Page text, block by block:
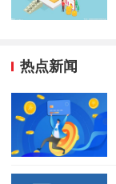
热点新闻